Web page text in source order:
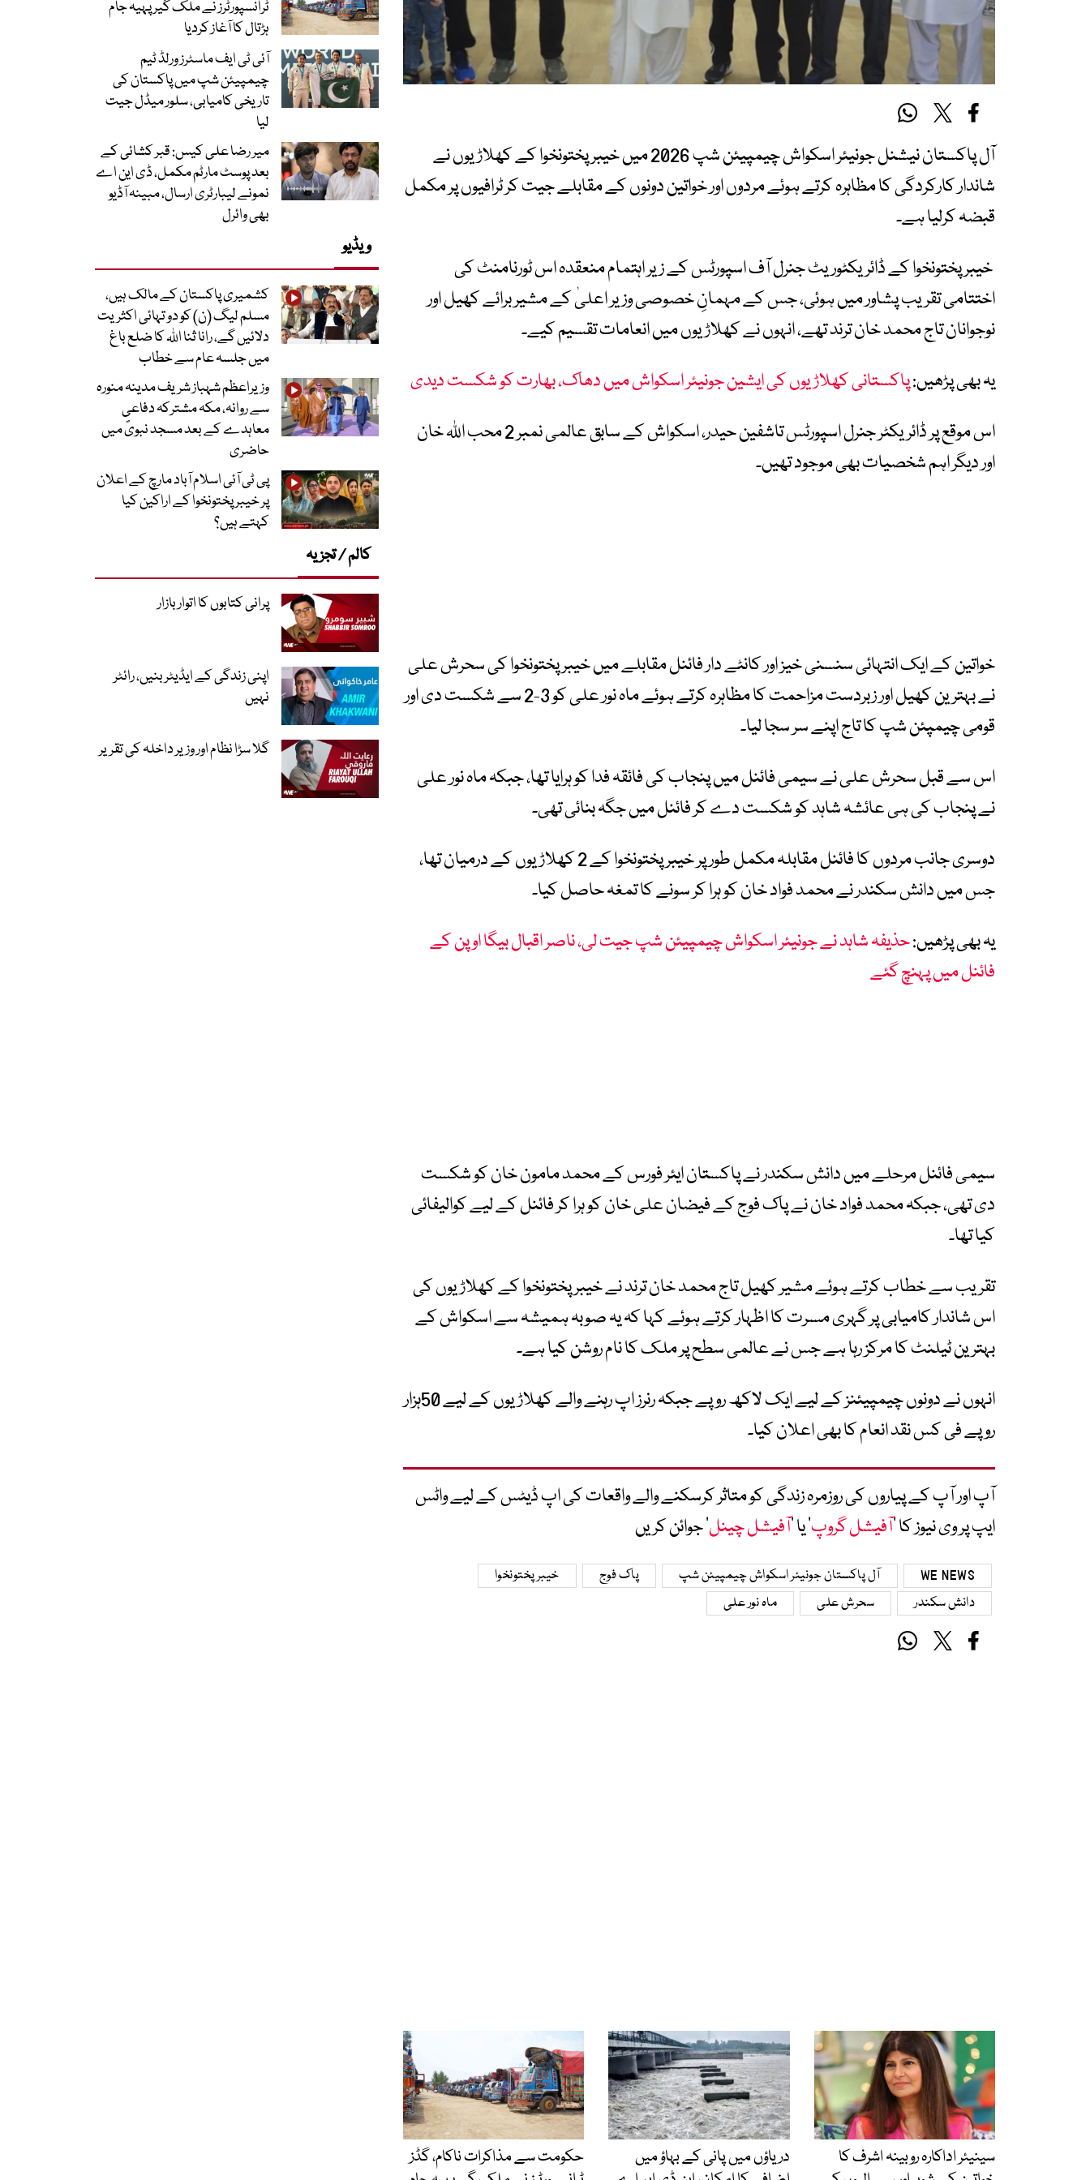
آل پاکستان نیشنل جونیئر اسکواش چیمپیئن شپ 2026 میں خیبر پختونخوا کے کھلاڑیوں نے
شاندار کارکردگی کا مظاہرہ کرتے ہوئے مردوں اور خواتین دونوں کے مقابلے جیت کر ٹرافیوں پر مکمل
قبضہ کرلیا ہے۔
خیبر پختونخوا کے ڈائریکٹوریٹ جنرل آف اسپورٹس کے زیر اہتمام منعقدہ اس ٹورنامنٹ کی
اختتامی تقریب پشاور میں ہوئی، جس کے مہمانِ خصوصی وزیر اعلیٰ کے مشیر برائے کھیل اور
نوجوانان تاج محمد خان ترند تھے، انہوں نے کھلاڑیوں میں انعامات تقسیم کیے۔
یہ بھی پڑھیں:پاکستانی کھلاڑیوں کی ایشین جونیئر اسکواش میں دھاک، بھارت کو شکست دیدی
اس موقع پر ڈائریکٹر جنرل اسپورٹس تاشفین حیدر، اسکواش کے سابق عالمی نمبر 2 محب اللہ خان
اور دیگر اہم شخصیات بھی موجود تھیں۔
خواتین کے ایک انتہائی سنسنی خیز اور کانٹے دار فائنل مقابلے میں خیبر پختونخوا کی سحرش علی
نے بہترین کھیل اور زبردست مزاحمت کا مظاہرہ کرتے ہوئے ماہ نور علی کو 3-2 سے شکست دی اور
قومی چیمپئن شپ کا تاج اپنے سر سجا لیا۔
اس سے قبل سحرش علی نے سیمی فائنل میں پنجاب کی فائقہ فدا کو ہرایا تھا، جبکہ ماہ نور علی
نے پنجاب کی ہی عائشہ شاہد کو شکست دے کر فائنل میں جگہ بنائی تھی۔
دوسری جانب مردوں کا فائنل مقابلہ مکمل طور پر خیبر پختونخوا کے 2 کھلاڑیوں کے درمیان تھا،
جس میں دانش سکندر نے محمد فواد خان کو ہرا کر سونے کا تمغہ حاصل کیا۔
یہ بھی پڑھیں:حذیفہ شاہد نے جونیئر اسکواش چیمپیئن شپ جیت لی، ناصر اقبال بیگا اوپن کے
فائنل میں پہنچ گئے
سیمی فائنل مرحلے میں دانش سکندر نے پاکستان ایئر فورس کے محمد مامون خان کو شکست
دی تھی، جبکہ محمد فواد خان نے پاک فوج کے فیضان علی خان کو ہرا کر فائنل کے لیے کوالیفائی
کیا تھا۔
تقریب سے خطاب کرتے ہوئے مشیر کھیل تاج محمد خان ترند نے خیبر پختونخوا کے کھلاڑیوں کی
اس شاندار کامیابی پر گہری مسرت کا اظہار کرتے ہوئے کہا کہ یہ صوبہ ہمیشہ سے اسکواش کے
بہترین ٹیلنٹ کا مرکز رہا ہے جس نے عالمی سطح پر ملک کا نام روشن کیا ہے۔
انہوں نے دونوں چیمپیئنز کے لیے ایک لاکھ روپے جبکہ رنرز اپ رہنے والے کھلاڑیوں کے لیے 50ہزار
روپے فی کس نقد انعام کا بھی اعلان کیا۔
آپ اور آپ کے پیاروں کی روزمرہ زندگی کو متاثر کرسکنے والے واقعات کی اپ ڈیٹس کے لیے واٹس
ایپ پر وی نیوز کا ’آفیشل گروپ‘ یا ’آفیشل چینل‘ جوائن کریں
WE NEWS آل پاکستان جونیئر اسکواش چیمپیئن شپ پاک فوج
خیبرپختونخوا
دانش سکندر
سحرش علی ماہ نور علی
سینیئر اداکارہ روبینہ اشرف کا
دریاؤں میں پانی کے بہاؤ میں
حکومت سے مذاکرات ناکام، گڈز
ٹرانسپورٹرز نے ملک گیر پہیہ جام
ہڑتال کا آغاز کردیا
آئی ٹی ایف ماسٹرز ورلڈ ٹیم
چیمپیئن شپ میں پاکستان کی
تاریخی کامیابی، سلور میڈل جیت
لیا
میر رضا علی کیس: قبر کشائی کے
بعد پوسٹ مارٹم مکمل، ڈی این اے
نمونے لیبارٹری ارسال، مبینہ آڈیو
بھی وائرل
ویڈیو
کشمیری پاکستان کے مالک ہیں،
مسلم لیگ (ن) کو دو تہائی اکثریت
دلائیں گے، رانا ثنا اللہ کا ضلع باغ
میں جلسہ عام سے خطاب
وزیراعظم شہباز شریف مدینہ منورہ
سے روانہ، مکہ مشترکہ دفاعی
معاہدے کے بعد مسجد نبویؐ میں
حاضری
پی ٹی آئی اسلام آباد مارچ کے اعلان
پر خیبر پختونخوا کے اراکین کیا
کہتے ہیں؟
کالم / تجزیہ
پرانی کتابوں کا اتوار بازار
اپنی زندگی کے ایڈیٹر بنیں، رائٹر
نہیں
گلا سڑا نظام اور وزیر داخلہ کی تقریر